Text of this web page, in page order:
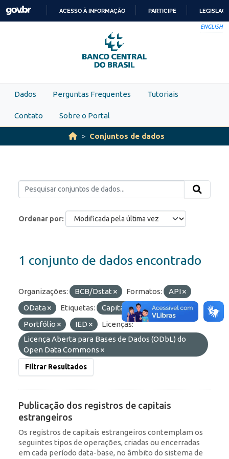
Skip to main content
PARA
O
CONTEÚDO
ACESSO À INFORMAÇÃO PARTICIPE
ENGLISH
Dados Perguntas Frequentes Tutoriais
Contato Sobre o Portal
Conjuntos de dados
Ordenar por
1 conjunto de dados encontrado
Organizações: BCB/Dstat Formatos:
API
OData
Etiquetas:
Capitais Estrangeiros
Portfólio
IED
Licenças:
Licença Aberta para Bases de Dados (ODbL) do
Open Data Commons
Filtrar Resultados
Publicação dos registros de capitais
estrangeiros
Os registros de capitais estrangeiros contemplam os
seguintes tipos de operações, criadas ou encerradas
em cada período data-base, no âmbito do sistema de